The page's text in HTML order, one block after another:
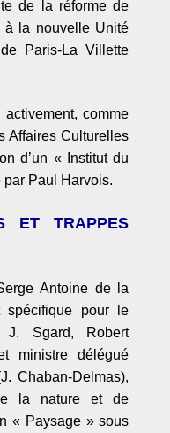
de la réforme de
à la nouvelle Unité
Paris-La Villette
comme
Affaires Culturelles
d’un «
Institut du
par Paul Harvois.
ET TRAPPES
Antoine de la
spécifique pour le
J. Sgard, Robert
ministredé légué
Chaban-Delmas),
la nature et de
« Paysage»sous